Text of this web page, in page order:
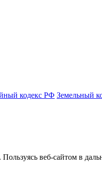
кодекс РФ Земельный
веб-сайтом в